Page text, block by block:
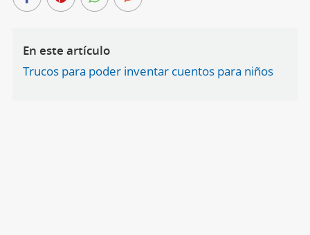
En este artículo
Trucos para poder inventar cuentos para niños